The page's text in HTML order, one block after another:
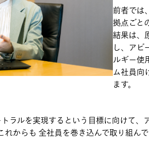
前者では
拠点ごと
結果は、
し、アビ
ルギー使
ム社員向
ます。
ラルを実現するという目標に向けて、
からも 全社員を巻き込んで取り組んで